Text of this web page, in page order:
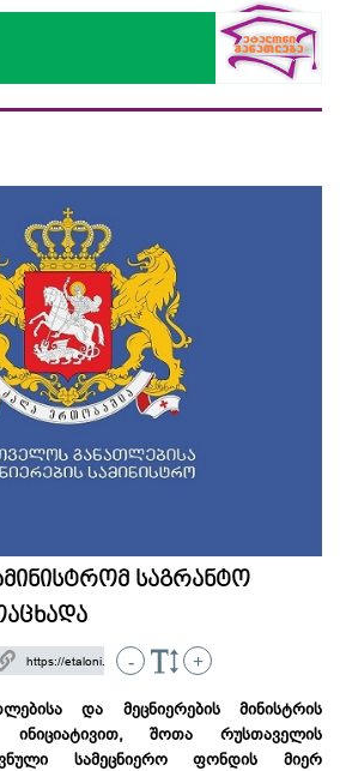
საგრანტო
- +
და მეცნიერების მინისტრის
ინიციატივით, შოთა რუსთაველის
სამეცნიერო ფონდის მიერ